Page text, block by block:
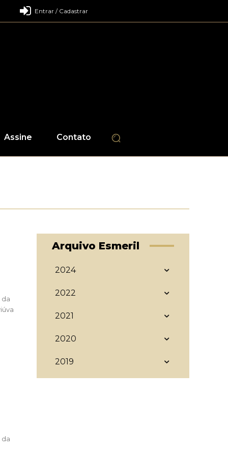
Entrar / Cadastrar
Assine Contato
Arquivo Esmeril
2024
2022
2021
2020
2019